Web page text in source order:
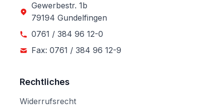
Gewerbestr. 1b
79194 Gundelfingen
0761 / 384 96 12-0
Fax: 0761 / 384 96 12-9
Rechtliches
Widerrufsrecht